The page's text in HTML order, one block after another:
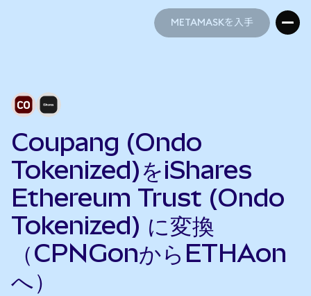
METAMASKを入手
Coupang (Ondo
Tokenized)をiShares
Ethereum Trust (Ondo
Tokenized) に変換
（CPNGonからETHAon
へ）